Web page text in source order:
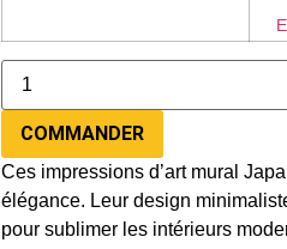
COMMANDER
Ces impressions d’art mural
élégance. Leur design
pour sublimer les intérieurs